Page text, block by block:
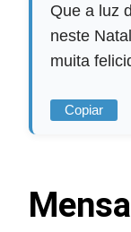
Que a luz
neste
muita
Copiar